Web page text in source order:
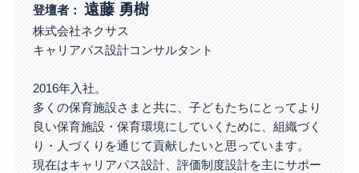
登壇者： 遠藤 勇樹
株式会社ネクサス
キャリアパス設計コンサルタント
2016年入社。
多くの保育施設さまと共に、子どもたちにとってより
良い保育施設・保育環境にしていくために、組織づく
り・人づくりを通じて貢献したいと思っています。
現在はキャリアパス設計、評価制度設計を主にサポー